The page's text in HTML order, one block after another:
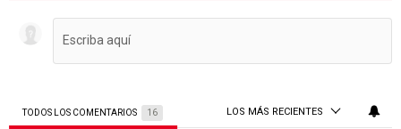
TODOS LOS COMENTARIOS 16 LOS MÁS RECIENTES